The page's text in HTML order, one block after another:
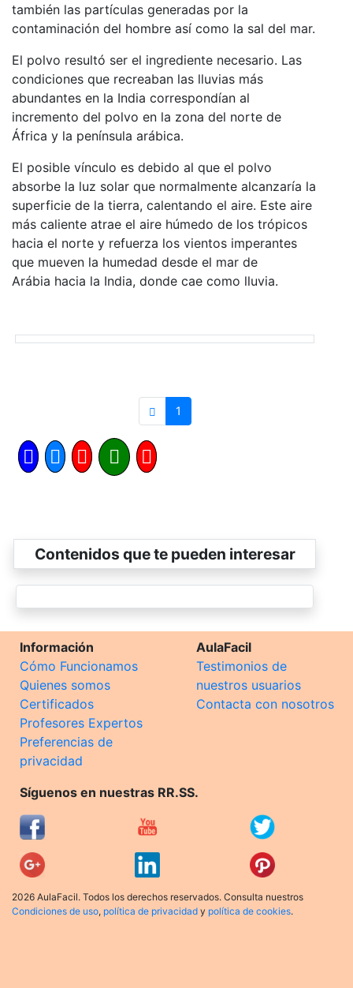
también las partículas generadas por la
contaminación del hombre así como la sal del mar.
El polvo resultó ser el ingrediente necesario. Las
condiciones que recreaban las lluvias más
abundantes en la India correspondían al
incremento del polvo en la zona del norte de
África y la península arábica.
El posible vínculo es debido al que el polvo
absorbe la luz solar que normalmente alcanzaría la
superficie de la tierra, calentando el aire. Este aire
más caliente atrae el aire húmedo de los trópicos
hacia el norte y refuerza los vientos imperantes
que mueven la humedad desde el mar de
Arábia hacia la India, donde cae como lluvia.
1
Contenidos que te pueden interesar
Información
Cómo Funcionamos
Quienes somos
Certificados
Profesores Expertos
Preferencias de
privacidad
AulaFacil
Testimonios de
nuestros usuarios
Contacta con nosotros
Síguenos en nuestras RR.SS.
2026 AulaFacil. Todos los derechos reservados. Consulta nuestros
Condiciones de uso, política de privacidad y política de cookies.